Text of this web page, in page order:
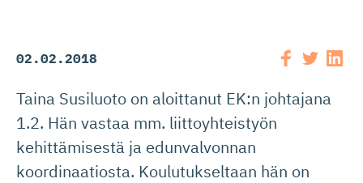
02.02.2018
Taina Susiluoto on aloittanut EK:n johtajana
1.2. Hän vastaa mm. liittoyhteistyön
kehittämisestä ja edunvalvonnan
koordinaatiosta. Koulutukseltaan hän on